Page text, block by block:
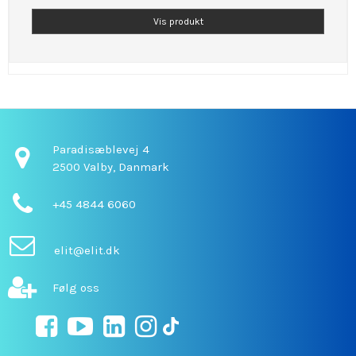
Vis produkt
Paradisæblevej 4
2500 Valby, Danmark
+45 4844 6060
elit@elit.dk
Følg oss